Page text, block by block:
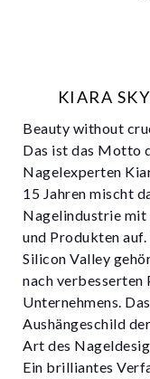
KIARA
Beauty without
Das ist das Motto
Nagelexperten
15 Jahren mischt
Nagelindustrie mit
und Produkten
Silicon Valley
nach verbesserten
Unternehmens.
Aushängeschild
Art des
Ein brilliantes